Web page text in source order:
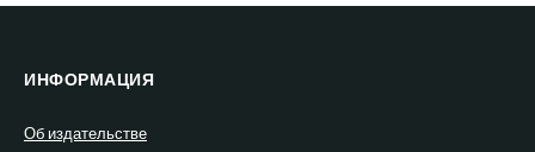
ИНФОРМАЦИЯ
Об издательстве